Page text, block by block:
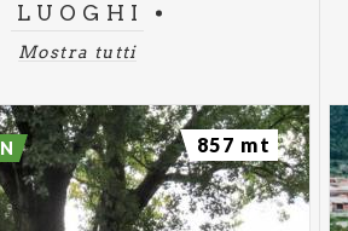
LUOGHI
Mostra tutti
857 mt